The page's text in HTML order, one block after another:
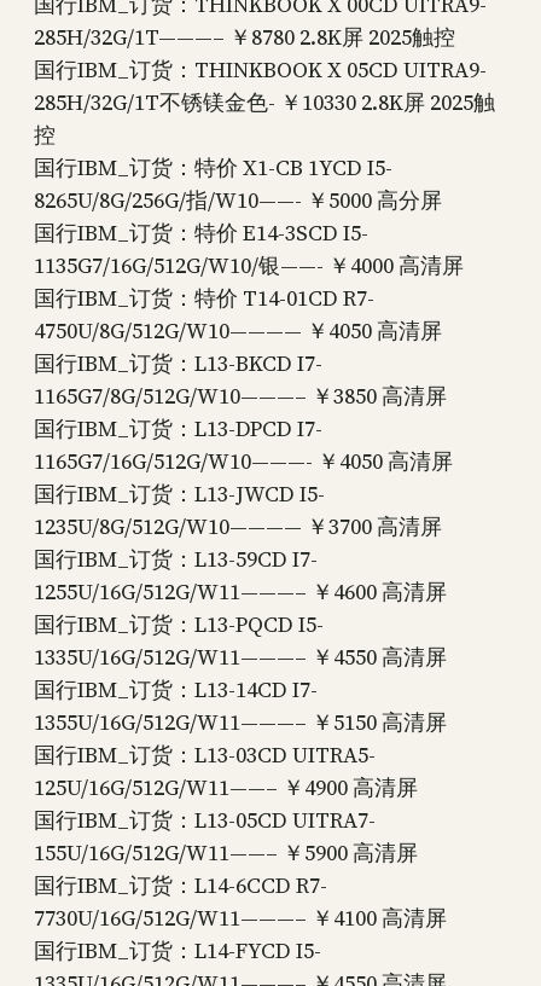
285H/32G/1T———– ￥8780 2.8K屏 2025触控
国行IBM_订货：THINKBOOK X 05CD UITRA9-
285H/32G/1T不锈镁金色- ￥10330 2.8K屏 2025触
控
国行IBM_订货：特价 X1-CB 1YCD I5-
8265U/8G/256G/指/W10——- ￥5000 高分屏
国行IBM_订货：特价 E14-3SCD I5-
1135G7/16G/512G/W10/银——- ￥4000 高清屏
国行IBM_订货：特价 T14-01CD R7-
4750U/8G/512G/W10———— ￥4050 高清屏
国行IBM_订货：L13-BKCD I7-
1165G7/8G/512G/W10———– ￥3850 高清屏
国行IBM_订货：L13-DPCD I7-
1165G7/16G/512G/W10———- ￥4050 高清屏
国行IBM_订货：L13-JWCD I5-
1235U/8G/512G/W10———— ￥3700 高清屏
国行IBM_订货：L13-59CD I7-
1255U/16G/512G/W11———– ￥4600 高清屏
国行IBM_订货：L13-PQCD I5-
1335U/16G/512G/W11———– ￥4550 高清屏
国行IBM_订货：L13-14CD I7-
1355U/16G/512G/W11———– ￥5150 高清屏
国行IBM_订货：L13-03CD UITRA5-
125U/16G/512G/W11——– ￥4900 高清屏
国行IBM_订货：L13-05CD UITRA7-
155U/16G/512G/W11——– ￥5900 高清屏
国行IBM_订货：L14-6CCD R7-
7730U/16G/512G/W11———– ￥4100 高清屏
国行IBM_订货：L14-FYCD I5-